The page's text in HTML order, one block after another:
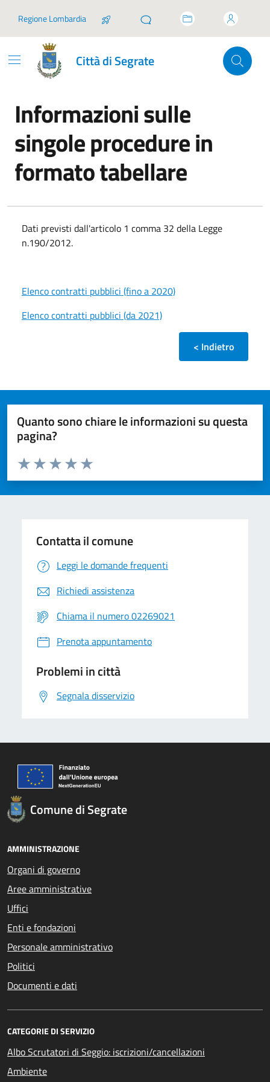
Regione Lombardia
Città di Segrate
Informazioni sulle
singole procedure in
formato tabellare
In dettaglio
Dati previsti dall'articolo 1 comma 32 della Legge
n.190/2012.
Elenco contratti pubblici (fino a 2020)
Elenco contratti pubblici (da 2021)
< Indietro
Quanto sono chiare le informazioni su questa
pagina?
Valuta da 1 a 5 stelle la pagina
Valuta 5 stelle su 5
Valuta 4 stelle su 5
Valuta 3 stelle su 5
Valuta 2 stelle su 5
Valuta 1 stelle su 5
Contatta il comune
Leggi le domande frequenti
Richiedi assistenza
Chiama il numero 02269021
Prenota appuntamento
Problemi in città
Segnala disservizio
Comune di Segrate
AMMINISTRAZIONE
Organi di governo
Aree amministrative
Uffici
Enti e fondazioni
Personale amministrativo
Politici
Documenti e dati
CATEGORIE DI SERVIZIO
Albo Scrutatori di Seggio: iscrizioni/cancellazioni
Ambiente